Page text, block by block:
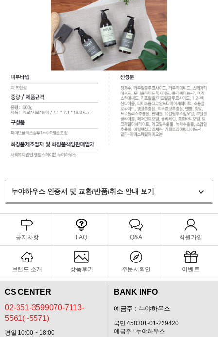
누야하우스 인증서 및 교환/반품/취소 안내 보기
공지사항 FAQ Q&A 회원가입
브랜드 소개 상품후기 주문서확인 이벤트
CS CENTER
02-351-3599070-7113-
5561(~5571)
평일 10:00 ~ 18:00
BANK INFO
예금주 : 누야하우스
국민 458301-01-229420
예금주 : 누야하우스